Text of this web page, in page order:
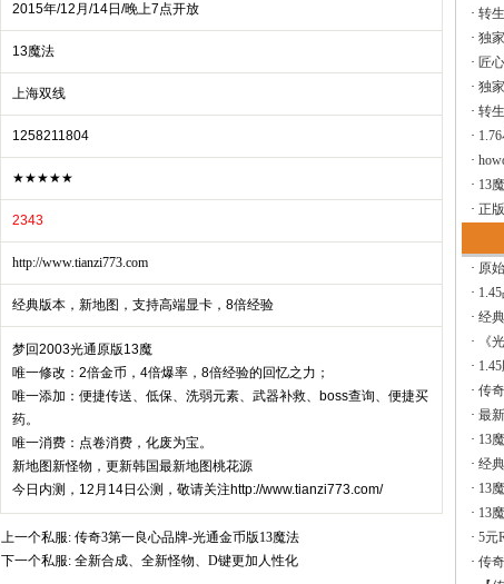
2015年/12月/14日/晚上7点开放
13魔法
上海双线
1258211804
★★★★★
2343
http://www.tianzi773.com
经典版本，新地图，支持高端显卡，8倍经验
梦回2003光通原版13魔
唯一修改：2倍金币，4倍爆率，8倍经验的回忆之力；
唯一添加：便捷传送、低保、洗弱元素、武器补救、boss查询、便捷买
药。
唯一消费：点卷消费，化废为宝。
新地图新怪物，更新韩国最新地图桃花源
今日内测，12月14日公测，敬请关注http://www.tianzi773.com/
上一个私服: 传奇3第一良心品牌-光通金币版13魔法
下一个私服: 全新合成、全新怪物、D键更加人性化
· 转
· 独
· 匠
· 独
· 转
·
·
· 13
· 正
· 原
·
· 经
·
《
·
· 传
· 最
· 13
· 经
· 13
· 13
· 5元
· 传